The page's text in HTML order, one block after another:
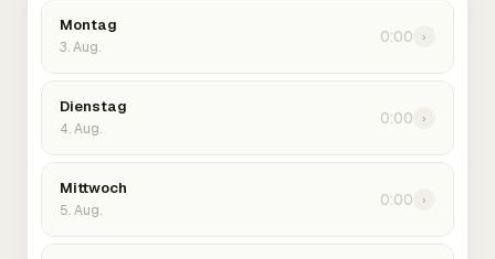
Montag
3. Aug.
0:00 ›
Dienstag
4. Aug.
0:00 ›
Mittwoch
5. Aug.
0:00 ›